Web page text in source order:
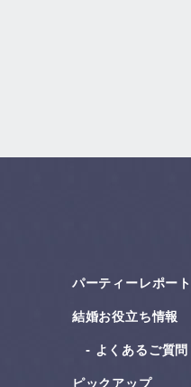
パーティーレポート
結婚お役⽴ち情報
よくあるご質問
ピックアップ